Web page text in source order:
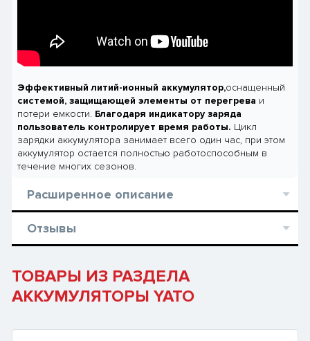
Эффективный литий-ионный аккумулятор,оснащенный
системой, защищающей элементы от перегрева и
потери емкости. Благодаря индикатору заряда
пользователь контролирует время работы. Цикл
зарядки аккумулятора занимает всего один час, при этом
аккумулятор остается полностью работоспособным в
течение многих сезонов.
Расширенное описание
Отзывы
ТОВАРЫ ИЗ РАЗДЕЛА
АККУМУЛЯТОРЫ YATO